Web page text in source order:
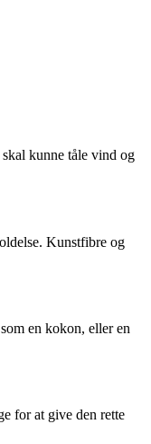
kunne tåle vind og
Kunstfibre og
en kokon, eller en
for at give den rette